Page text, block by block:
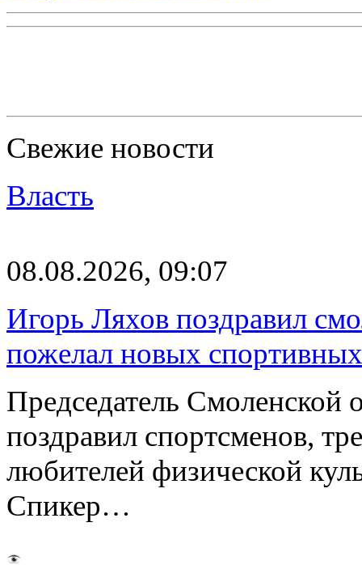
Свежие новости
Власть
08.08.2026, 09:07
Игорь Ляхов поздравил
пожелал новых
Председатель
поздравил спортсменов,
любителей физической
Спикер…